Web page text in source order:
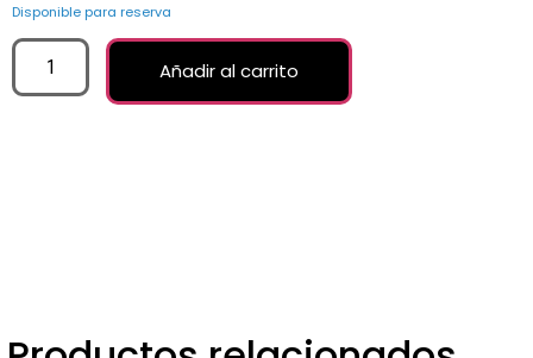
Disponible para reserva
Añadir al carrito